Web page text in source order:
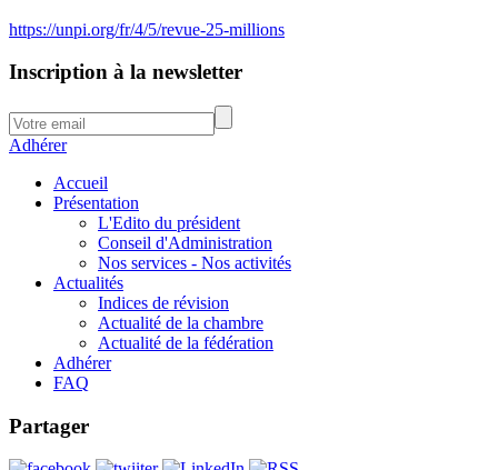
https://unpi.org/fr/4/5/revue-25-millions
Inscription à la newsletter
Adhérer
Accueil
Présentation
L'Edito du président
Conseil d'Administration
Nos services - Nos activités
Actualités
Indices de révision
Actualité de la chambre
Actualité de la fédération
Adhérer
FAQ
Partager